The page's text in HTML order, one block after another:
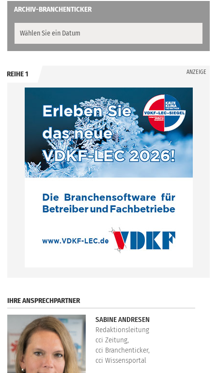
ARCHIV-BRANCHENTICKER
REIHE 1 ANZEIGE
IHRE ANSPRECHPARTNER
SABINE ANDRESEN
Redaktionsleitung
cci Zeitung,
cci Branchenticker,
cci Wissensportal